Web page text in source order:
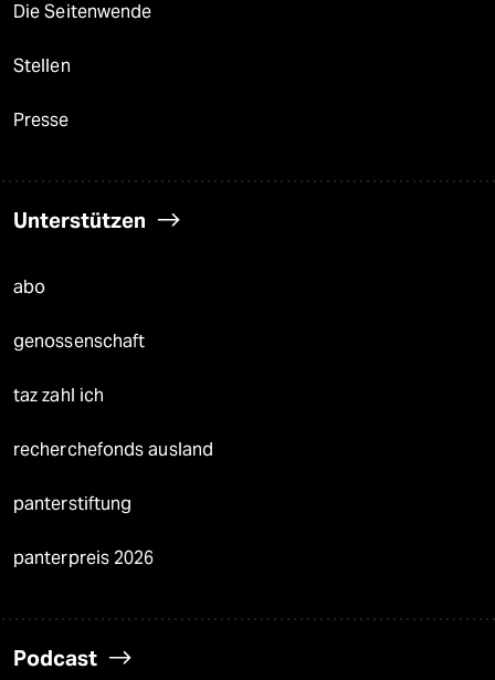
Die Seitenwende
Stellen
Presse
Unterstützen
abo
genossenschaft
taz zahl ich
recherchefonds ausland
panterstiftung
panterpreis 2026
Podcast